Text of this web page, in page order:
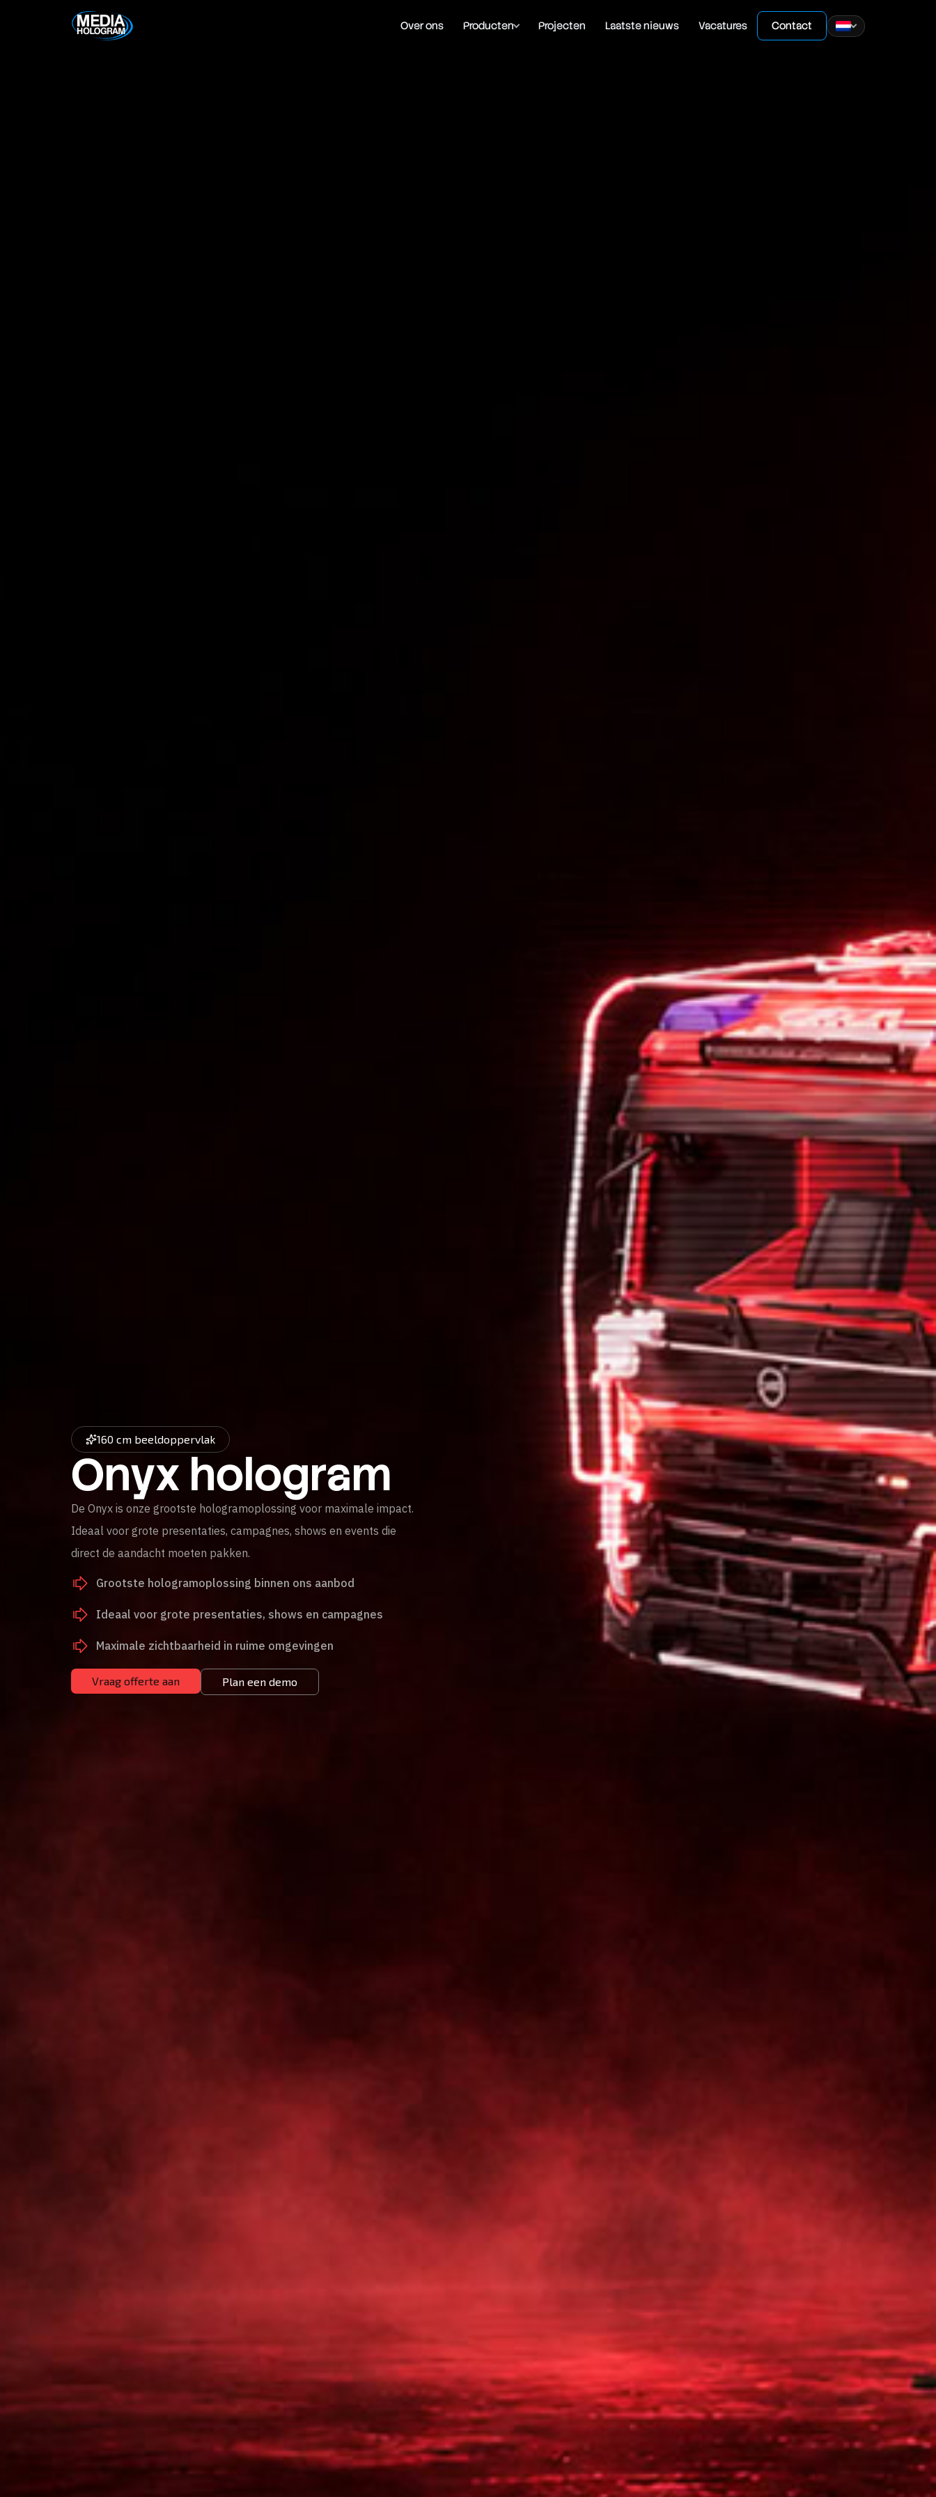
Over ons Producten Projecten Laatste nieuws Vacatures Contact
160 cm beeldoppervlak
Onyx hologram
De Onyx is onze grootste hologramoplossing voor maximale impact.
Ideaal voor grote presentaties, campagnes, shows en events die
direct de aandacht moeten pakken.
Grootste hologramoplossing binnen ons aanbod
Ideaal voor grote presentaties, shows en campagnes
Maximale zichtbaarheid in ruime omgevingen
Vraag offerte aan Plan een demo